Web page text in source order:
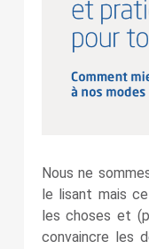
Nous ne
le lisant mais ce
les choses et
convaincre les